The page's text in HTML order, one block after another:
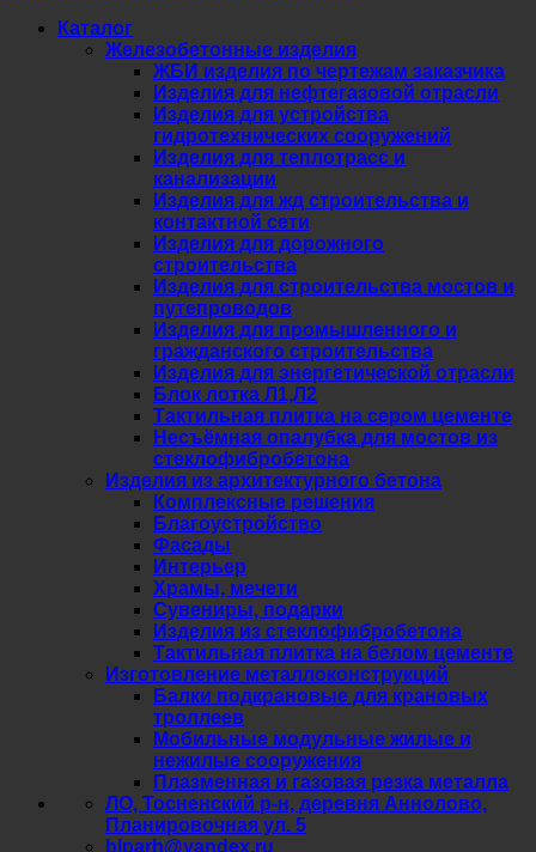
Каталог
Железобетонные изделия
ЖБИ изделия по чертежам заказчика
Изделия для нефтегазовой отрасли
Изделия для устройства
гидротехнических сооружений
Изделия для теплотрасс и
канализации
Изделия для жд строительства и
контактной сети
Изделия для дорожного
строительства
Изделия для строительства мостов и
путепроводов
Изделия для промышленного и
гражданского строительства
Изделия для энергетической отрасли
Блок лотка Л1,Л2
Тактильная плитка на сером цементе
Несъёмная опалубка для мостов из
стеклофибробетона
Изделия из архитектурного бетона
Комплексные решения
Благоустройство
Фасады
Интерьер
Храмы, мечети
Сувениры, подарки
Изделия из стеклофибробетона
Тактильная плитка на белом цементе
Изготовление металлоконструкций
Балки подкрановые для крановых
троллеев
Мобильные модульные жилые и
нежилые сооружения
Плазменная и газовая резка металла
ЛО, Тосненский р-н, деревня Аннолово,
Планировочная ул. 5
blparh@yandex.ru